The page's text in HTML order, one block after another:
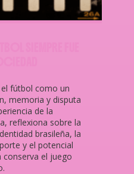
fútbol como un
memoria y disputa
de la
reflexiona sobre la
brasileña, la
y el potencial
el juego